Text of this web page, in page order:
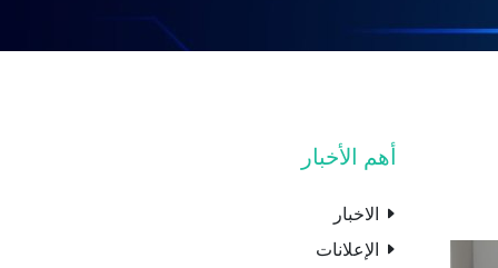
أهم الأخبار
الاخبار
الإعلانات